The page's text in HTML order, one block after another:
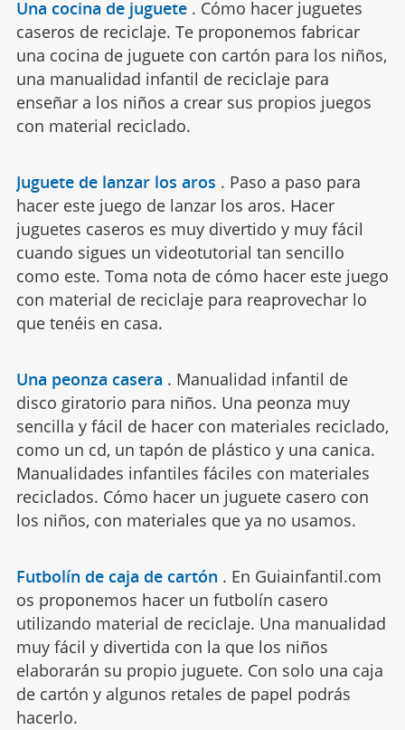
Una cocina de juguete . Cómo hacer juguetes
caseros de reciclaje. Te proponemos fabricar
una cocina de juguete con cartón para los niños,
una manualidad infantil de reciclaje para
enseñar a los niños a crear sus propios juegos
con material reciclado.
Juguete de lanzar los aros . Paso a paso para
hacer este juego de lanzar los aros. Hacer
juguetes caseros es muy divertido y muy fácil
cuando sigues un videotutorial tan sencillo
como este. Toma nota de cómo hacer este juego
con material de reciclaje para reaprovechar lo
que tenéis en casa.
Una peonza casera . Manualidad infantil de
disco giratorio para niños. Una peonza muy
sencilla y fácil de hacer con materiales reciclado,
como un cd, un tapón de plástico y una canica.
Manualidades infantiles fáciles con materiales
reciclados. Cómo hacer un juguete casero con
los niños, con materiales que ya no usamos.
Futbolín de caja de cartón . En Guiainfantil.com
os proponemos hacer un futbolín casero
utilizando material de reciclaje. Una manualidad
muy fácil y divertida con la que los niños
elaborarán su propio juguete. Con solo una caja
de cartón y algunos retales de papel podrás
hacerlo.